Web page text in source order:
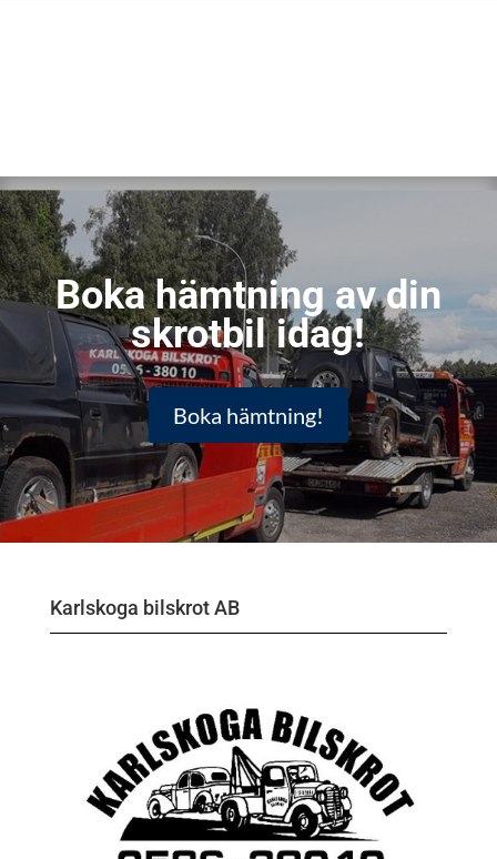
Boka hämtning av din
skrotbil idag!
Boka hämtning!
Karlskoga bilskrot AB